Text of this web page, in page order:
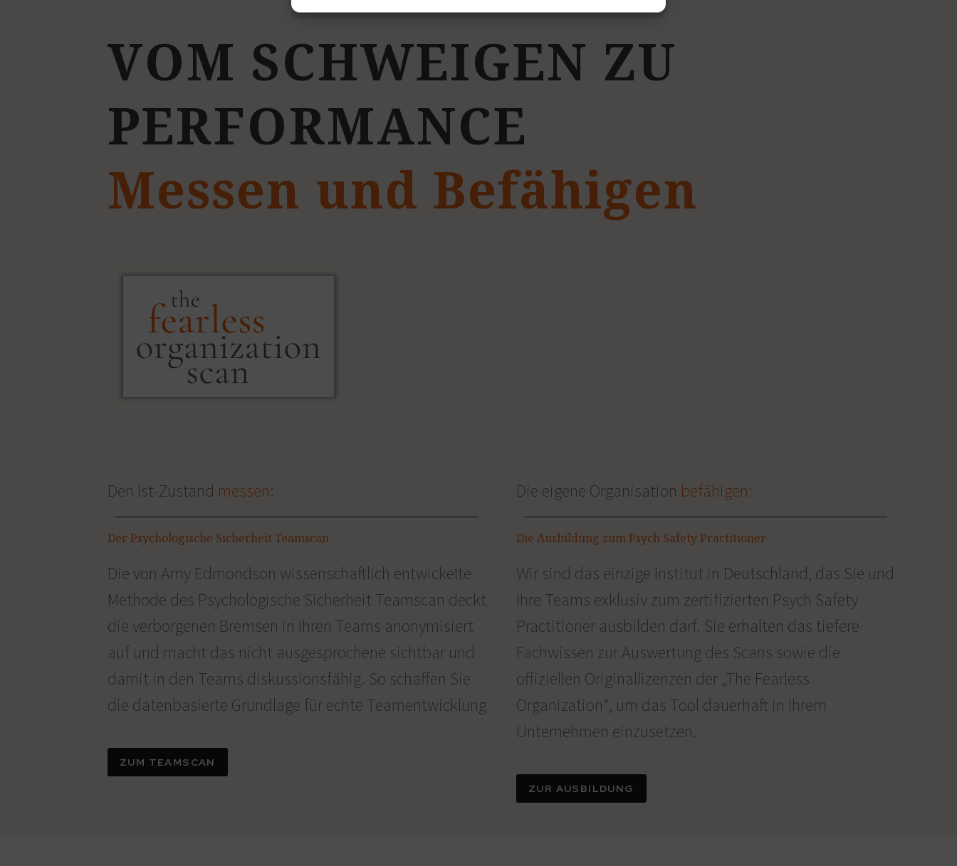
VOM SCHWEIGEN ZU
PERFORMANCE
Messen und Befähigen
Den Ist-Zustand messen:
Der Psychologische Sicherheit Teamscan
Die von Amy Edmondson wissenschaftlich entwickelte
Methode des Psychologische Sicherheit Teamscan deckt
die verborgenen Bremsen in Ihren Teams anonymisiert
auf und macht das nicht ausgesprochene sichtbar und
damit in den Teams diskussionsfähig. So schaffen Sie
die datenbasierte Grundlage für echte Teamentwicklung
ZUM TEAMSCAN
Die eigene Organisation befähigen:
Die Ausbildung zum Psych Safety Practitioner
Wir sind das einzige Institut in Deutschland, das Sie und
Ihre Teams exklusiv zum zertifizierten Psych Safety
Practitioner ausbilden darf. Sie erhalten das tiefere
Fachwissen zur Auswertung des Scans sowie die
offiziellen Originallizenzen der „The Fearless
Organization“, um das Tool dauerhaft in Ihrem
Unternehmen einzusetzen.
ZUR AUSBILDUNG